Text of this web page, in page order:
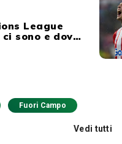
League
sono e dove
Fuori Campo
Vedi tutti